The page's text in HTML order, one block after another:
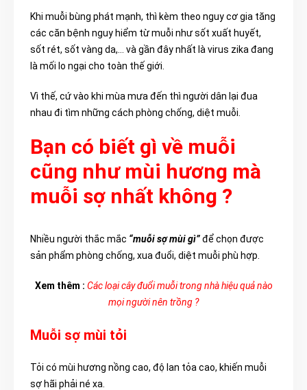
Khi muỗi bùng phát mạnh, thì kèm theo nguy cơ gia tăng
các căn bệnh nguy hiểm từ muỗi như sốt xuất huyết,
sốt rét, sốt vàng da,… và gần đây nhất là virus zika đang
là mối lo ngại cho toàn thế giới.
Vì thế, cứ vào khi mùa mưa đến thì người dân lại đua
nhau đi tìm những cách phòng chống, diệt muỗi.
Bạn có biết gì về muỗi
cũng như mùi hương mà
muỗi sợ nhất không ?
Nhiều người thắc mắc “muỗi sợ mùi gì”để chọn được
sản phẩm phòng chống, xua đuổi, diệt muỗi phù hợp.
Xem thêm : Các loại cây đuổi muỗi trong nhà hiệu quả nào
mọi người nên trồng ?
Muỗi sợ mùi tỏi
Tỏi có mùi hương nồng cao, độ lan tỏa cao, khiến muỗi
sợ hãi phải né xa.